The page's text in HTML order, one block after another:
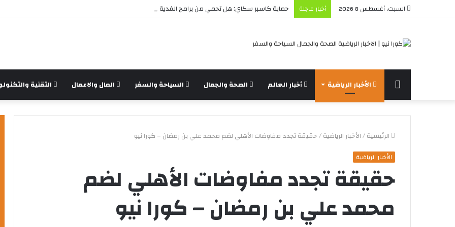
السبت, أغسطس 8 2026 أخبار عاجلة حماية كاسبر سكاي: هل تحمي من برامج الفدية والاختراقات الحديثة؟
الرئيسة الأخبار الرياضية أخبار العالم الصحة والجمال السياحة والسفر المال والاعمال التقنية
الرئيسية/الأخبار الرياضية/حقيقة تجدد مفاوضات الأهلي لضم محمد علي بن رمضان – كورا نيو
الأخبار الرياضية
حقيقة تجدد مفاوضات الأهلي لضم
محمد علي بن رمضان – كورا نيو